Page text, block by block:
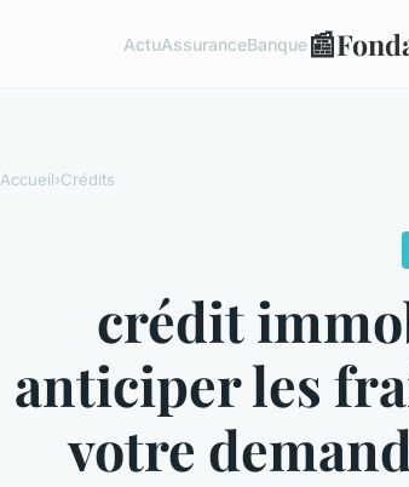
ActuAssuranceBanque📰
Accueil›Crédits
crédit
anticiper les
votre